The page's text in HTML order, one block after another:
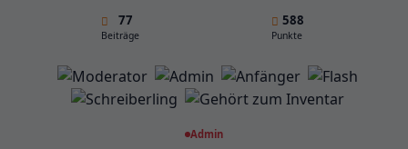
77
Beiträge
588
Punkte
Admin